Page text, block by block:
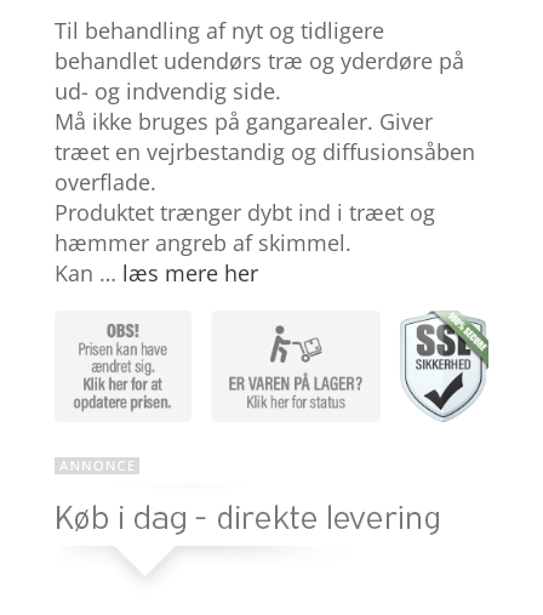
ud af 5
baseret
på
kundebed
ømmelse
r
Til behandling af nyt og tidligere
behandlet udendørs træ og yderdøre på
ud- og indvendig side.
Må ikke bruges på gangarealer. Giver
træet en vejrbestandig og diffusionsåben
overflade.
Produktet trænger dybt ind i træet og
hæmmer angreb af skimmel.
Kan … læs mere her